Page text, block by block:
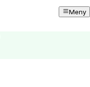
Meny